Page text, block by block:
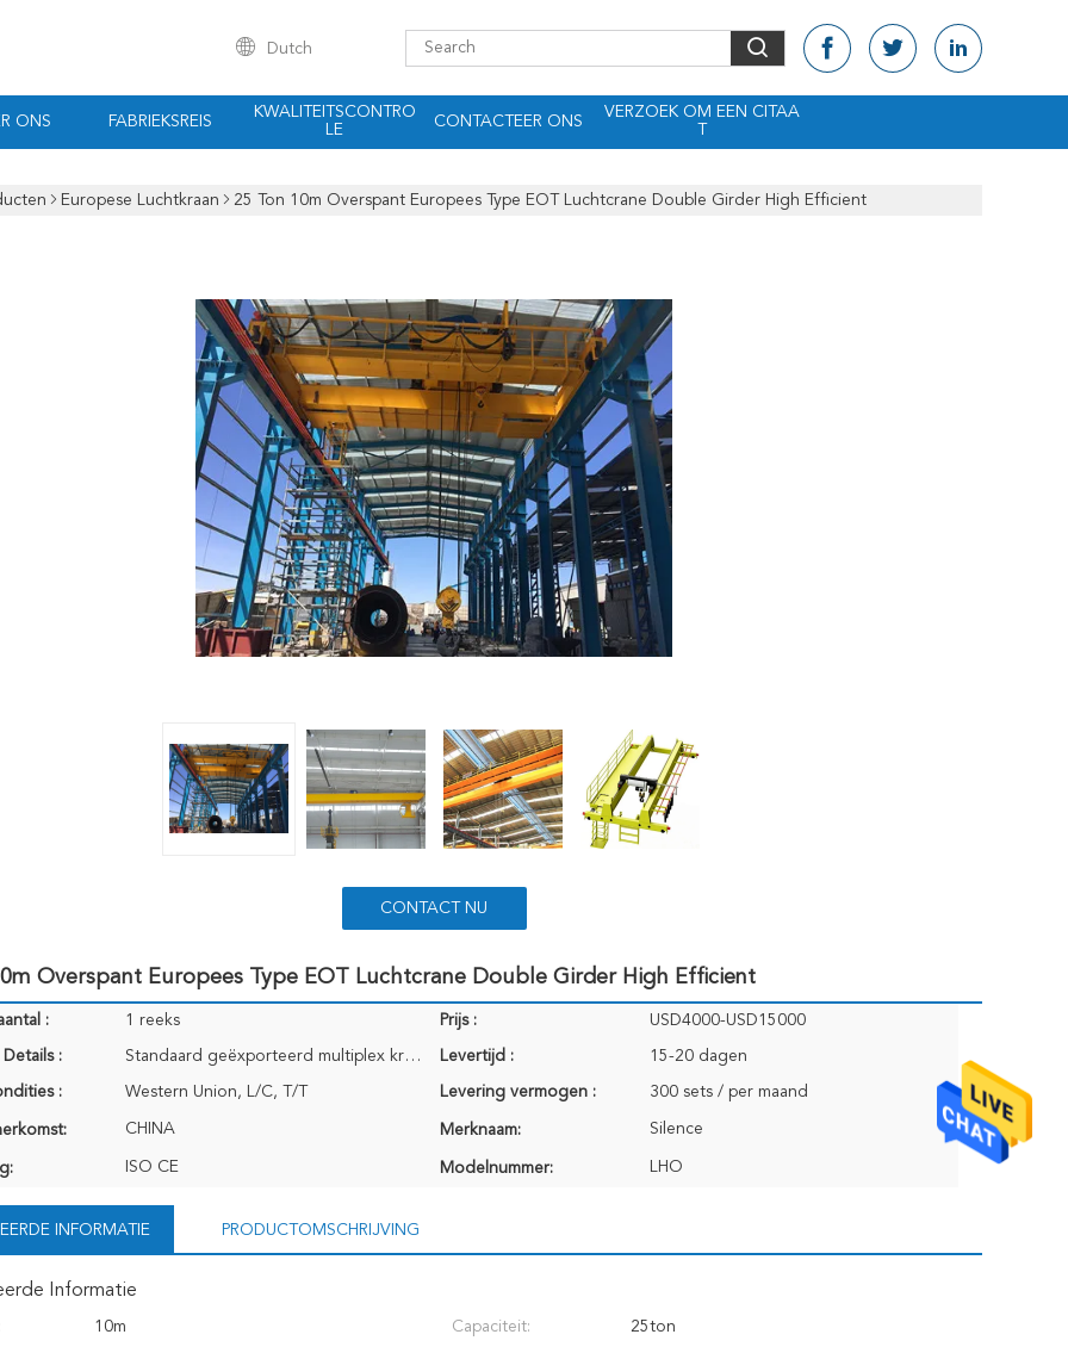
Dutch
ONS FABRIEKSREIS
KWALITEITSCONTRO
LE
CONTACTEER ONS
VERZOEK OM EEN CITAA
Europese Luchtkraan 25 Ton 10m Overspant Europees Type EOT Luchtcrane Double Girder High Efficient
CONTACT NU
Overspant Europees Type EOT Luchtcrane Double Girder High Efficient
: 1 reeks Prijs : USD4000-USD15000
: Standaard geëxporteerd multiplex krat van hoge kwaliteit Levertijd : 15-20 dagen
: Western Union, L/C, T/T Levering vermogen : 300 sets / per maand
CHINA Merknaam: Silence
ISO CE Modelnummer: LHO
INFORMATIE PRODUCTOMSCHRIJVING
Informatie
10m Capaciteit: 25ton